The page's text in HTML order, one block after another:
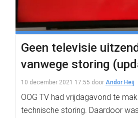
Geen televisie
vanwege storing
10 december 2021 17:55 door Andor Heij
OOG TV had vrijdagavond te
technische storing. Daardoor